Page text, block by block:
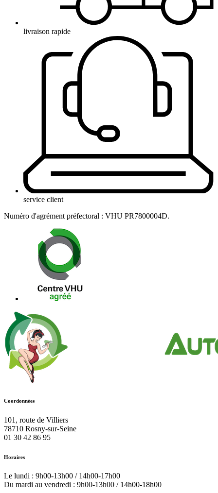
livraison rapide
service client
Numéro d'agrément préfectoral : VHU PR7800004D.
Coordonnées
101, route de Villiers
78710 Rosny-sur-Seine
01 30 42 86 95
Horaires
Le lundi : 9h00-13h00 / 14h00-17h00
Du mardi au vendredi : 9h00-13h00 / 14h00-18h00